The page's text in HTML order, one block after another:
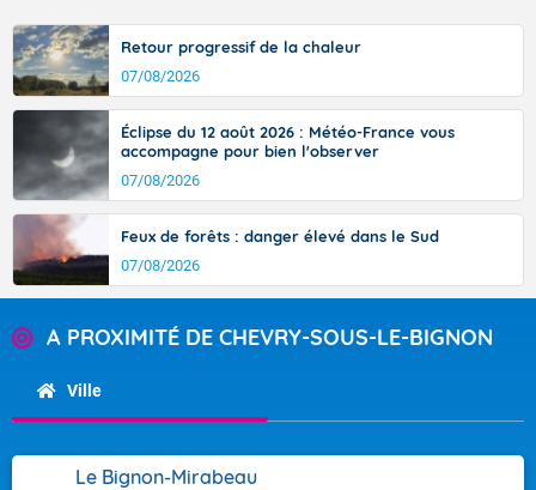
Retour progressif de la chaleur
07/08/2026
Éclipse du 12 août 2026 : Météo-France vous
accompagne pour bien l'observer
07/08/2026
Feux de forêts : danger élevé dans le Sud
07/08/2026
A PROXIMITÉ DE CHEVRY-SOUS-LE-BIGNON
Ville
Le Bignon-Mirabeau